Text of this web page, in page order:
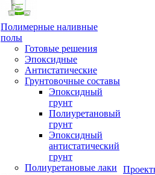
Полимерные наливные
полы
Готовые решения
Эпоксидные
Антистатические
Грунтовочные составы
Эпоксидный
грунт
Полиуретановый
грунт
Эпоксидный
антистатический
грунт
Полиуретановые лаки